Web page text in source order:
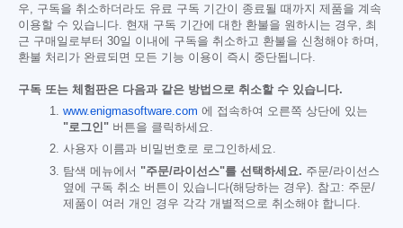
우, 구독을 취소하더라도 유료 구독 기간이 종료될 때까지 제품을 계속
이용할 수 있습니다. 현재 구독 기간에 대한 환불을 원하시는 경우, 최
근 구매일로부터 30일 이내에 구독을 취소하고 환불을 신청해야 하며,
환불 처리가 완료되면 모든 기능 이용이 즉시 중단됩니다.
구독 또는 체험판은 다음과 같은 방법으로 취소할 수 있습니다.
www.enigmasoftware.com 에 접속하여 오른쪽 상단에 있는
"로그인" 버튼을 클릭하세요.
사용자 이름과 비밀번호로 로그인하세요.
탐색 메뉴에서 "주문/라이선스"를 선택하세요. 주문/라이선스
옆에 구독 취소 버튼이 있습니다(해당하는 경우). 참고: 주문/
제품이 여러 개인 경우 각각 개별적으로 취소해야 합니다.